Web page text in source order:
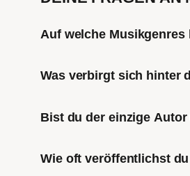
Auf welche Musikgenres
Was verbirgt sich hinter
Bist du der einzige
Wie oft veröffentlichst